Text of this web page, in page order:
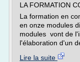
LA FORMATION
La formation en
en onze modules
modules vont de
l'élaboration d'un
Lire la suite